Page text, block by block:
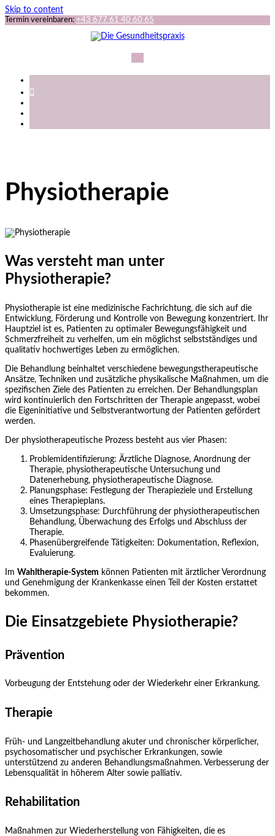
Skip to content
Termin vereinbaren: +43 677 61 40 60 65
Physiotherapie
Was versteht man unter
Physiotherapie?
Physiotherapie ist eine medizinische Fachrichtung, die sich auf die
Entwicklung, Förderung und Kontrolle von Bewegung konzentriert. Ihr
Hauptziel ist es, Patienten zu optimaler Bewegungsfähigkeit und
Schmerzfreiheit zu verhelfen, um ein möglichst selbstständiges und
qualitativ hochwertiges Leben zu ermöglichen.
Die Behandlung beinhaltet verschiedene bewegungstherapeutische
Ansätze, Techniken und zusätzliche physikalische Maßnahmen, um die
spezifischen Ziele des Patienten zu erreichen. Der Behandlungsplan
wird kontinuierlich den Fortschritten der Therapie angepasst, wobei
die Eigeninitiative und Selbstverantwortung der Patienten gefördert
werden.
Der physiotherapeutische Prozess besteht aus vier Phasen:
Problemidentifizierung: Ärztliche Diagnose, Anordnung der
Therapie, physiotherapeutische Untersuchung und
Datenerhebung, physiotherapeutische Diagnose.
Planungsphase: Festlegung der Therapieziele und Erstellung
eines Therapieplans.
Umsetzungsphase: Durchführung der physiotherapeutischen
Behandlung, Überwachung des Erfolgs und Abschluss der
Therapie.
Phasenübergreifende Tätigkeiten: Dokumentation, Reflexion,
Evaluierung.
Im Wahltherapie-System können Patienten mit ärztlicher Verordnung
und Genehmigung der Krankenkasse einen Teil der Kosten erstattet
bekommen.
Die Einsatzgebiete Physiotherapie?
Prävention
Vorbeugung der Entstehung oder der Wiederkehr einer Erkrankung.
Therapie
Früh- und Langzeitbehandlung akuter und chronischer körperlicher,
psychosomatischer und psychischer Erkrankungen, sowie
unterstützend zu anderen Behandlungsmaßnahmen. Verbesserung der
Lebensqualität in höherem Alter sowie palliativ.
Rehabilitation
Maßnahmen zur Wiederherstellung von Fähigkeiten, die es